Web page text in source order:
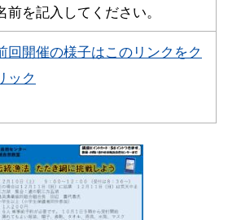
前を記入してください。
回開催の様子はこのリンクをク
ック